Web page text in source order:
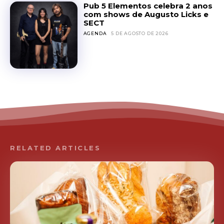
Pub 5 Elementos celebra 2 anos
com shows de Augusto Licks e
SECT
AGENDA 5 DE AGOSTO DE 2026
RELATED ARTICLES